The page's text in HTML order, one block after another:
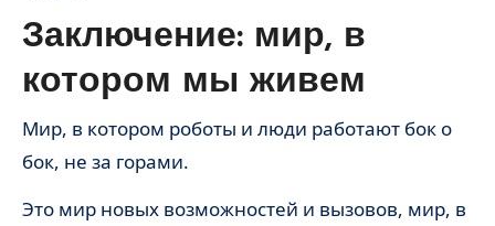
Заключение: мир, в
котором мы живем
Мир, в котором роботы и люди работают бок о
бок, не за горами.
Это мир новых возможностей и вызовов, мир, в